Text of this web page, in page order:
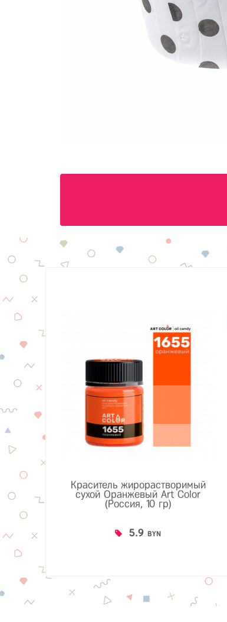
Краситель жирорастворимый
сухой Оранжевый Art Color
(Россия, 10 гр)
5.9 BYN